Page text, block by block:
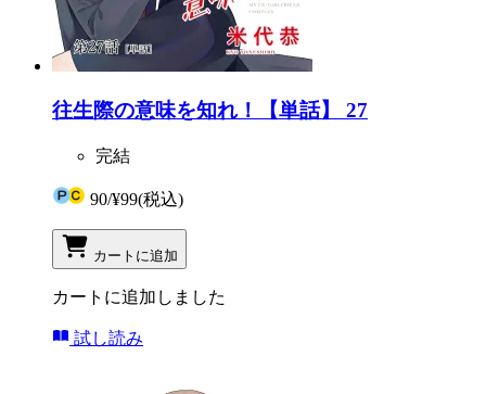
往生際の意味を知れ！【単話】 27
完結
90/¥99(税込)
カートに追加
カートに追加しました
試し読み